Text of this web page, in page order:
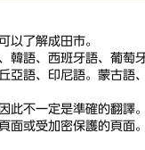
以了解成田市。
韓語、西班牙語、葡萄
亞語、印尼語。蒙古語
此不一定是準確的翻譯。
面或受加密保護的頁面。